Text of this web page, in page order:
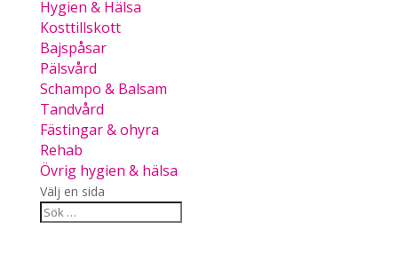
Hygien & Hälsa
Kosttillskott
Bajspåsar
Pälsvård
Schampo & Balsam
Tandvård
Fästingar & ohyra
Rehab
Övrig hygien & hälsa
Välj en sida